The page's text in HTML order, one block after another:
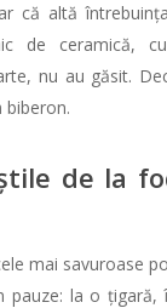
că altă
de ceramică,
nu au găsit.
biberon.
de la
mai savuroase
pauze: la o țigară,